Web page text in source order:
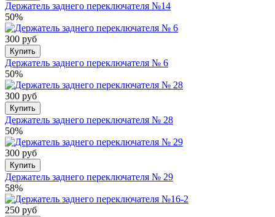
Держатель заднего переключателя №14
50%
300 руб
Купить
Держатель заднего переключателя № 6
50%
300 руб
Купить
Держатель заднего переключателя № 28
50%
300 руб
Купить
Держатель заднего переключателя № 29
58%
250 руб